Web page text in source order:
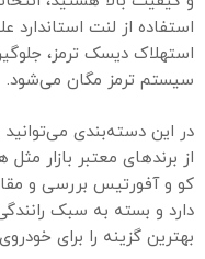
استفاده از لنت استاندارد
استهلاک دیسک ترمز،
سیستم ترمز مگان می‌شود.
در این دسته‌بندی
از برندهای معتبر بازار
کو و آفورتیس بررسی و
دارد و بسته به سبک
بهترین گزینه را برای